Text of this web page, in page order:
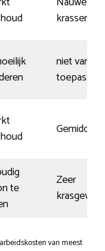
krassen
niet van
toepassing
Gemiddeld
te
Zeer
van meest